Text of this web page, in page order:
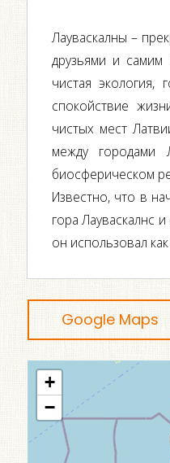
Лауваскалны –
друзьями и
чистая экология,
спокойствие
чистых мест
между городами
биосферическом
Известно, что в
гора Лауваскалнс
он использовал
Google Maps
+
−